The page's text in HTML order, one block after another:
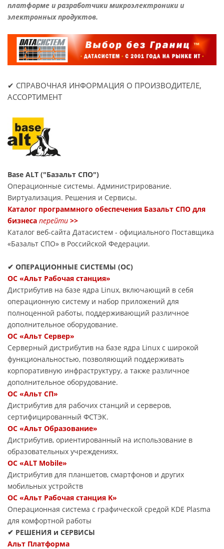
платформе и разработчики микроэлектроники и
электронных продуктов.
✔ СПРАВОЧНАЯ ИНФОРМАЦИЯ О ПРОИЗВОДИТЕЛЕ,
АССОРТИМЕНТ
Base ALT ("Базальт СПО")
Операционные системы. Администрирование.
Виртуализация. Решения и Сервисы.
Каталог программного обеспечения Базальт СПО для
бизнеса перейти >>
Каталог веб-сайта Датасиcтем - официального Поставщика
«Базальт СПО» в Российской Федерации.
✔ ОПЕРАЦИОННЫЕ СИСТЕМЫ (ОС)
ОС «Альт Рабочая станция»
Дистрибутив на базе ядра Linux, включающий в себя
операционную систему и набор приложений для
полноценной работы, поддерживающий различное
дополнительное оборудование.
ОС «Альт Сервер»
Серверный дистрибутив на базе ядра Linux с широкой
функциональностью, позволяющий поддерживать
корпоративную инфраструктуру, а также различное
дополнительное оборудование.
ОС «Альт СП»
Дистрибутив для рабочих станций и серверов,
сертифицированный ФСТЭК.
ОС «Альт Образование»
Дистрибутив, ориентированный на использование в
образовательных учреждениях.
ОС «ALT Mobile»
Дистрибутив для планшетов, смартфонов и других
мобильных устройств
ОС «Альт Рабочая станция K»
Операционная система с графической средой KDE Plasma
для комфортной работы
✔ РЕШЕНИЯ и СЕРВИСЫ
Альт Платформа